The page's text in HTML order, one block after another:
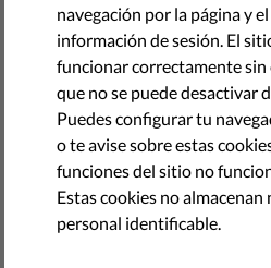
by Jascha Galaski
abril 19, 2022
navegación por la página y
información de sesión. El
funcionar correctamente sin
que no se puede desactivar
Puedes configurar tu
o te avise sobre estas
funciones del sitio no
Estas cookies no
personal identificable.